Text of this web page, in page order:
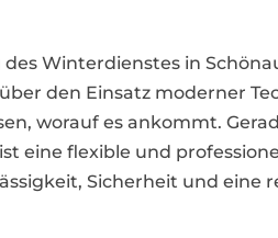
Winterdienstes in
den Einsatz moderner
worauf es ankommt.
eine flexible und
Sicherheit und